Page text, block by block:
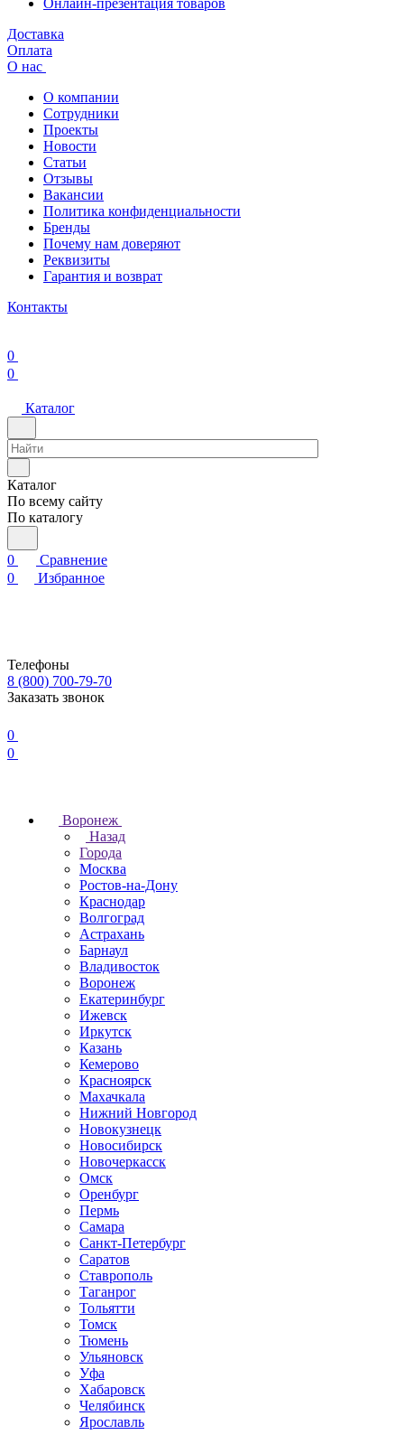
Онлайн-презентация товаров
Доставка
Оплата
О нас
О компании
Сотрудники
Проекты
Новости
Статьи
Отзывы
Вакансии
Политика конфиденциальности
Бренды
Почему нам доверяют
Реквизиты
Гарантия и возврат
Контакты
0
0
Каталог
Каталог
По всему сайту
По каталогу
0
Сравнение
0
Избранное
Телефоны
8 (800) 700-79-70
Заказать звонок
0
0
Воронеж
Назад
Города
Москва
Ростов-на-Дону
Краснодар
Волгоград
Астрахань
Барнаул
Владивосток
Воронеж
Екатеринбург
Ижевск
Иркутск
Казань
Кемерово
Красноярск
Махачкала
Нижний Новгород
Новокузнецк
Новосибирск
Новочеркаcск
Омск
Оренбург
Пермь
Самара
Санкт-Петербург
Саратов
Ставрополь
Таганрог
Тольятти
Томск
Тюмень
Ульяновск
Уфа
Хабаровск
Челябинск
Ярославль